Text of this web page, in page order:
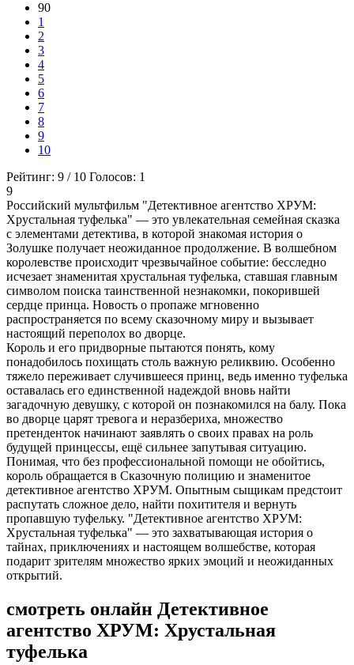
90
1
2
3
4
5
6
7
8
9
10
Рейтинг: 9 / 10 Голосов: 1
9
Российский мультфильм "Детективное агентство ХРУМ:
Хрустальная туфелька" — это увлекательная семейная сказка
с элементами детектива, в которой знакомая история о
Золушке получает неожиданное продолжение. В волшебном
королевстве происходит чрезвычайное событие: бесследно
исчезает знаменитая хрустальная туфелька, ставшая главным
символом поиска таинственной незнакомки, покорившей
сердце принца. Новость о пропаже мгновенно
распространяется по всему сказочному миру и вызывает
настоящий переполох во дворце.
Король и его придворные пытаются понять, кому
понадобилось похищать столь важную реликвию. Особенно
тяжело переживает случившееся принц, ведь именно туфелька
оставалась его единственной надеждой вновь найти
загадочную девушку, с которой он познакомился на балу. Пока
во дворце царят тревога и неразбериха, множество
претенденток начинают заявлять о своих правах на роль
будущей принцессы, ещё сильнее запутывая ситуацию.
Понимая, что без профессиональной помощи не обойтись,
король обращается в Сказочную полицию и знаменитое
детективное агентство ХРУМ. Опытным сыщикам предстоит
распутать сложное дело, найти похитителя и вернуть
пропавшую туфельку. "Детективное агентство ХРУМ:
Хрустальная туфелька" — это захватывающая история о
тайнах, приключениях и настоящем волшебстве, которая
подарит зрителям множество ярких эмоций и неожиданных
открытий.
смотреть онлайн Детективное
агентство ХРУМ: Хрустальная
туфелька